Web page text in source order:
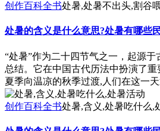
创作百科全书处暑,处暑不出头,割谷
处暑的含义是什么意思?处暑有哪些
“处暑”作为二十四节气之一，起源
总结。它在中国古代历法中扮演了
夏季向温凉的秋季过渡,人们在这一
创作百科全书处暑,含义,处暑吃什么,